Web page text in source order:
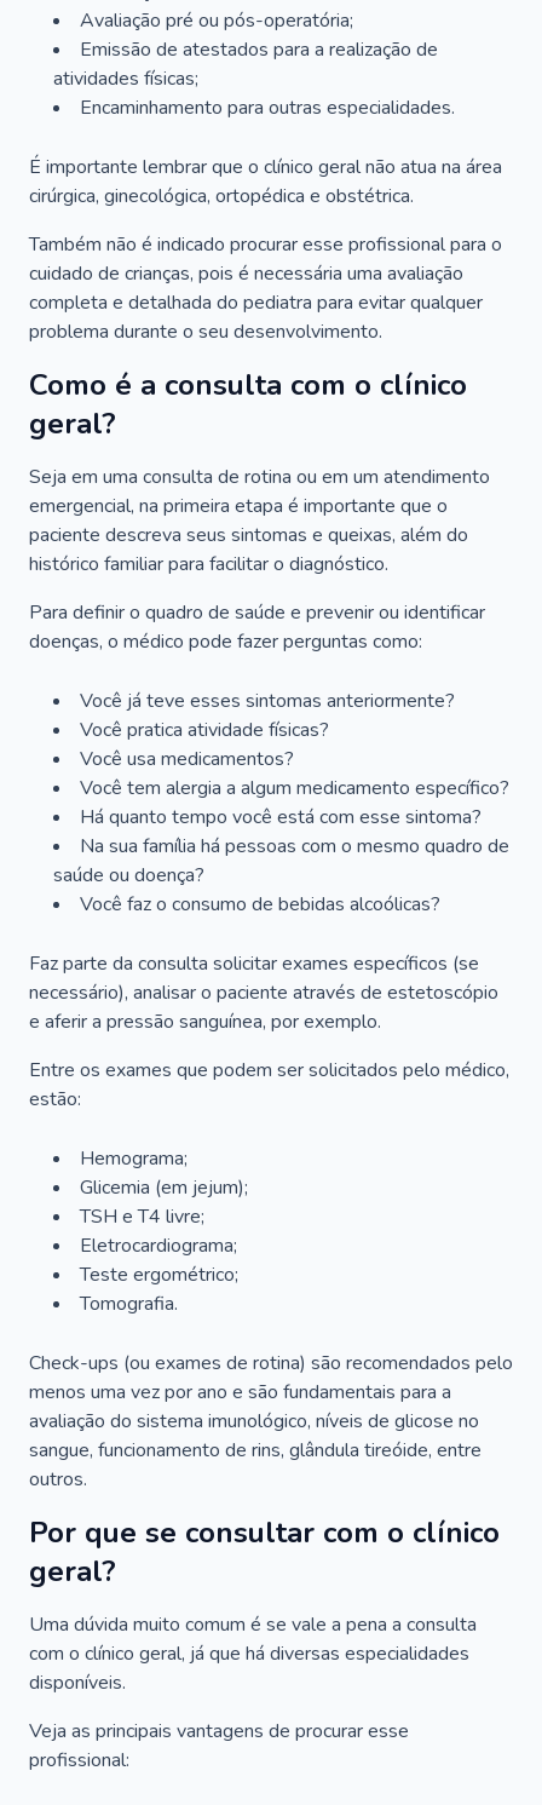
Avaliação pré ou pós-operatória;
Emissão de atestados para a realização de
atividades físicas;
Encaminhamento para outras especialidades.
É importante lembrar que o clínico geral não atua na área
cirúrgica, ginecológica, ortopédica e obstétrica.
Também não é indicado procurar esse profissional para o
cuidado de crianças, pois é necessária uma avaliação
completa e detalhada do pediatra para evitar qualquer
problema durante o seu desenvolvimento.
Como é a consulta com o clínico
geral?
Seja em uma consulta de rotina ou em um atendimento
emergencial, na primeira etapa é importante que o
paciente descreva seus sintomas e queixas, além do
histórico familiar para facilitar o diagnóstico.
Para definir o quadro de saúde e prevenir ou identificar
doenças, o médico pode fazer perguntas como:
Você já teve esses sintomas anteriormente?
Você pratica atividade físicas?
Você usa medicamentos?
Você tem alergia a algum medicamento específico?
Há quanto tempo você está com esse sintoma?
Na sua família há pessoas com o mesmo quadro de
saúde ou doença?
Você faz o consumo de bebidas alcoólicas?
Faz parte da consulta solicitar exames específicos (se
necessário), analisar o paciente através de estetoscópio
e aferir a pressão sanguínea, por exemplo.
Entre os exames que podem ser solicitados pelo médico,
estão:
Hemograma;
Glicemia (em jejum);
TSH e T4 livre;
Eletrocardiograma;
Teste ergométrico;
Tomografia.
Check-ups (ou exames de rotina) são recomendados pelo
menos uma vez por ano e são fundamentais para a
avaliação do sistema imunológico, níveis de glicose no
sangue, funcionamento de rins, glândula tireóide, entre
outros.
Por que se consultar com o clínico
geral?
Uma dúvida muito comum é se vale a pena a consulta
com o clínico geral, já que há diversas especialidades
disponíveis.
Veja as principais vantagens de procurar esse
profissional: